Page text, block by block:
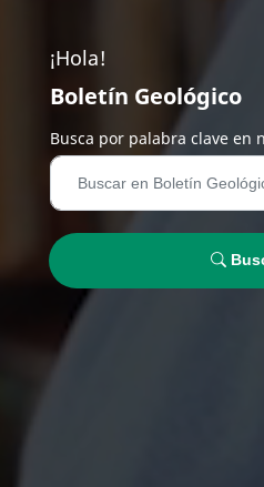
¡Hola!
Boletín Geológico
Busca por palabra clave en